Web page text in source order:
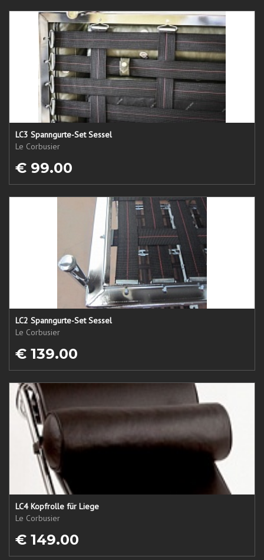
LC3 Spanngurte-Set Sessel
Le Corbusier
€ 99.00
LC2 Spanngurte-Set Sessel
Le Corbusier
€ 139.00
LC4 Kopfrolle für Liege
Le Corbusier
€ 149.00